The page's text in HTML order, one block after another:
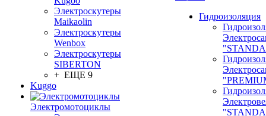
Электроскутеры
Maikaolin
Электроскутеры
Wenbox
Электроскутеры
SIBERTON
+ ЕЩЕ 9
Kuggo
Электромотоциклы
Гидроизоляция